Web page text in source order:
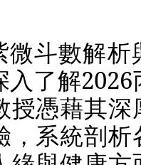
微斗數解析
入了解2026
授憑藉其深
，系統剖析